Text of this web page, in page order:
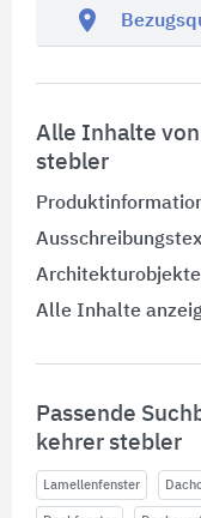
location_on
Alle Inhalte
stebler
Architekturobjekte
Alle Inhalte
Passende
kehrer stebler
Lamellenfenster